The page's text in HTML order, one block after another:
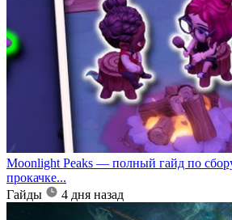
Moonlight Peaks — полный гайд по
прокачке...
Гайды
4 дня назад